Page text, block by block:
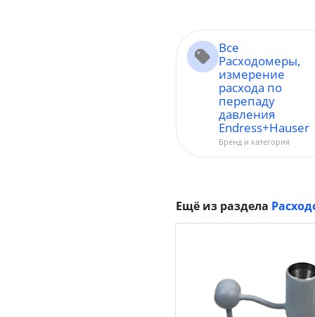
Все
Расходомеры,
измерение
расхода по
перепаду
давления
Endress+Hauser
Бренд и категория
Ещё из раздела